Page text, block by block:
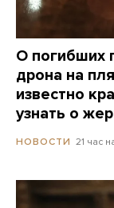
О погибших
дрона на
известно
узнать о
НОВОСТИ 21 час